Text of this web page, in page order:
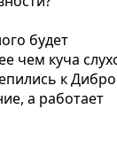
будет
чем куча
к
а работает